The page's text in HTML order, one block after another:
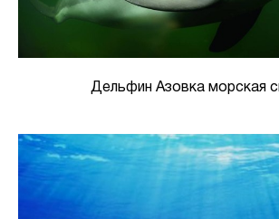
Дельфин Азовка морская